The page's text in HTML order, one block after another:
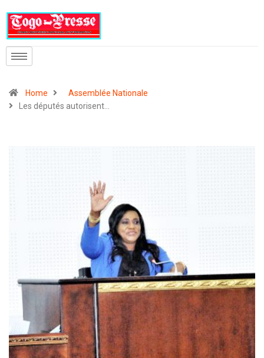
Home
Assemblée Nationale
Les députés autorisent…